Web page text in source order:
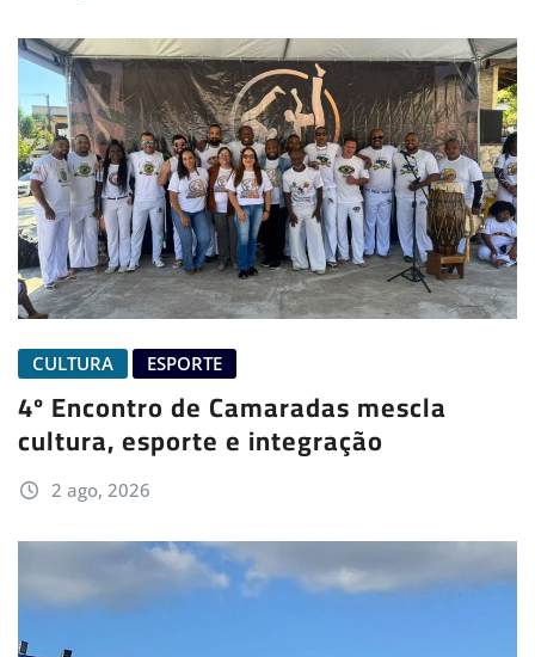
CULTURA ESPORTE
4º Encontro de Camaradas mescla
cultura, esporte e integração
2 ago, 2026